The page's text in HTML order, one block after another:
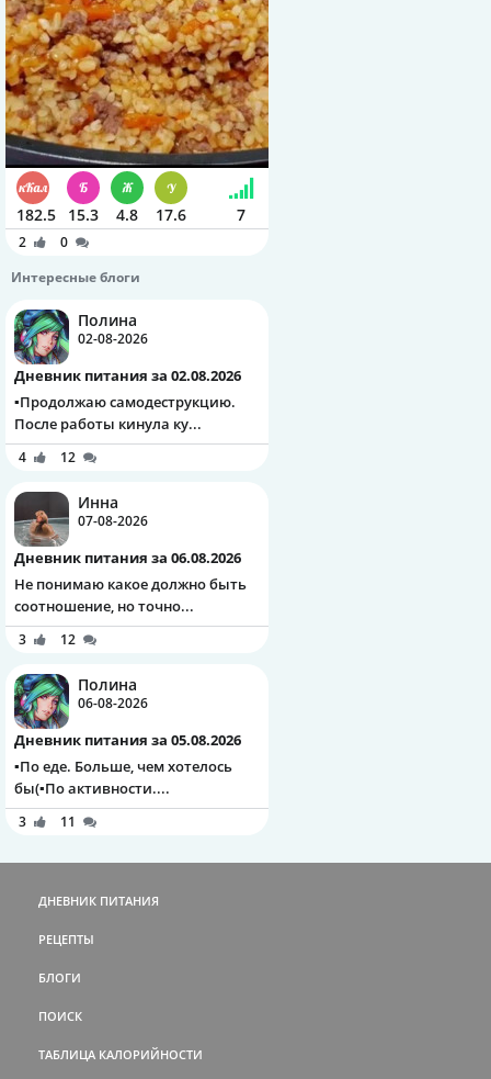
182.5 15.3 4.8 17.6 7
2
0
Интересные блоги
Полина
02-08-2026
Дневник питания за 02.08.2026
▪️Продолжаю самодеструкцию.
После работы кинула ку...
4 12
Инна
07-08-2026
Дневник питания за 06.08.2026
Не понимаю какое должно быть
соотношение, но точно...
3 12
Полина
06-08-2026
Дневник питания за 05.08.2026
▪️По еде. Больше, чем хотелось
бы(▪️По активности....
3 11
ДНЕВНИК ПИТАНИЯ
РЕЦЕПТЫ
БЛОГИ
ПОИСК
ТАБЛИЦА КАЛОРИЙНОСТИ